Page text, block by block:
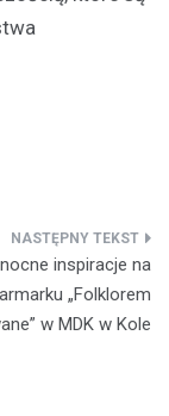
inspiracje na
„Folklorem
w MDK w Kole